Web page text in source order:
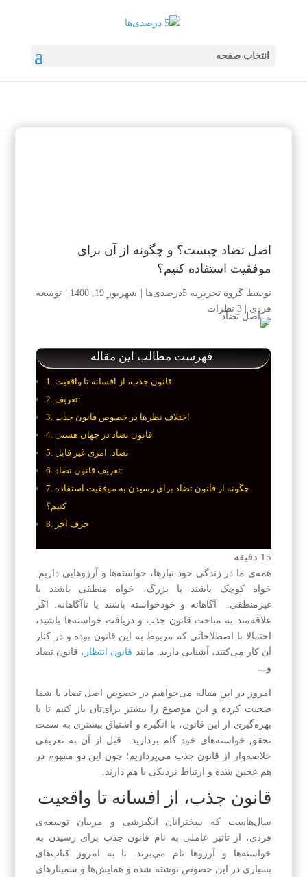
انتخاب صفحه
اصل تضاد چیست؟ و چگونه از آن برای
موفقیت استفاده کنیم؟
توسط گروه تحریریه 5درصدی‌ها شهریور 19, 1400
توسعه
فردی |3 نظرات
فهرست مطالب این مقاله
قانون جذب، از افسانه تا واقعیت
تعریف:
اختلاف نظرها در خصوص قانون جذب
قانون تضاد در جهان هستی
تضاد: امری غیر قابل
تعریف قانون تضاد:
چگونه از قانون تضاد برای رسیدن به موفقیت استفاده
کنیم؟
حرف آخر
15 دقیقه
همه‌ی ما در زندگی خود نیازها، خواسته‌ها و آرزو‌هایی داریم.
خواه کوچک باشند یا بزرگ، خواه منطقی باشند یا
غیرمنطقی. آگاهانه و خود‌خواسته باشند یا ناآگاهانه. اگر
علاقه‌مند به مباحث قانون جذب و دریافت خواسته‌ها باشید،
احتمالا با اصطلاحاتی که مربوط به این قانون بوده و در کنار
آن کار می‌کنند، آشنایی دارید. مانند قانون انتظار ، قانون تضاد
و…
امروز در این مقاله می‌خواهیم در خصوص اصل تضاد با شما
صحبت کرده و این موضوع را بیشتر برای‌تان باز کنیم تا با
بهره‌گیری از این قانون، با انگیزه و اشتیاق بیشتری به سمت
تحقق خواسته‌های خود گام بردارید. قبل از آن به تعریفی
خلاصه‌وار از قانون جذب می‌پردازیم؛ چون این دو مفهوم در
هم عجین شده‌ و ارتباط نزدیکی با هم دارند.
قانون جذب، از افسانه تا واقعیت
سال‌هاست که سخنرانان انگیز‌شی و مربیان توسعه‌ی
فردی، از تاثیر عاملی به نام قانون جذب برای رسیدن به
خواسته‌ها و آرزوها نام می‌برند. تا به امروز کتاب‌های
بسیاری در این خصوص نوشته شده و همایش‌ها و سمینار‌های